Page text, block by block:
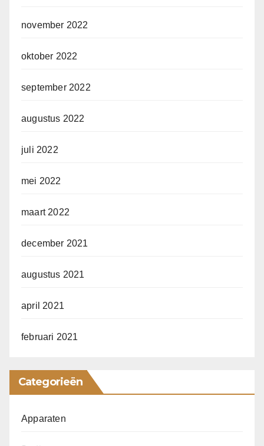
november 2022
oktober 2022
september 2022
augustus 2022
juli 2022
mei 2022
maart 2022
december 2021
augustus 2021
april 2021
februari 2021
Categorieën
Apparaten